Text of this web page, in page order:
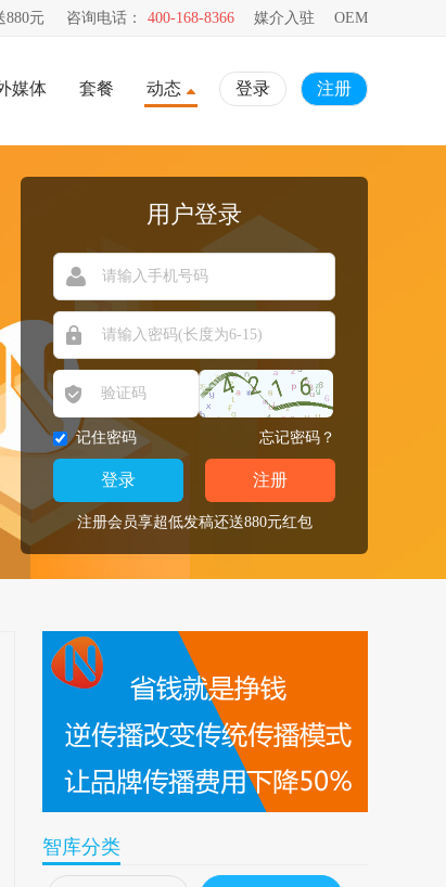
880元 咨询电话： 400-168-8366 媒介入驻 OEM
媒体 套餐 动态 登录 注册
用户登录
忘记密码？
记住密码
注册会员享超低发稿还送880元红包
智库分类